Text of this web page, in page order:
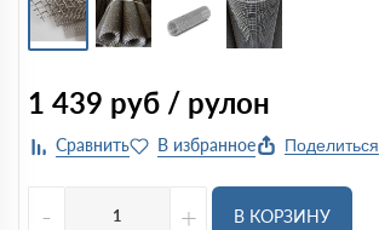
1 439 руб / рулон
Поделиться
- + В КОРЗИНУ